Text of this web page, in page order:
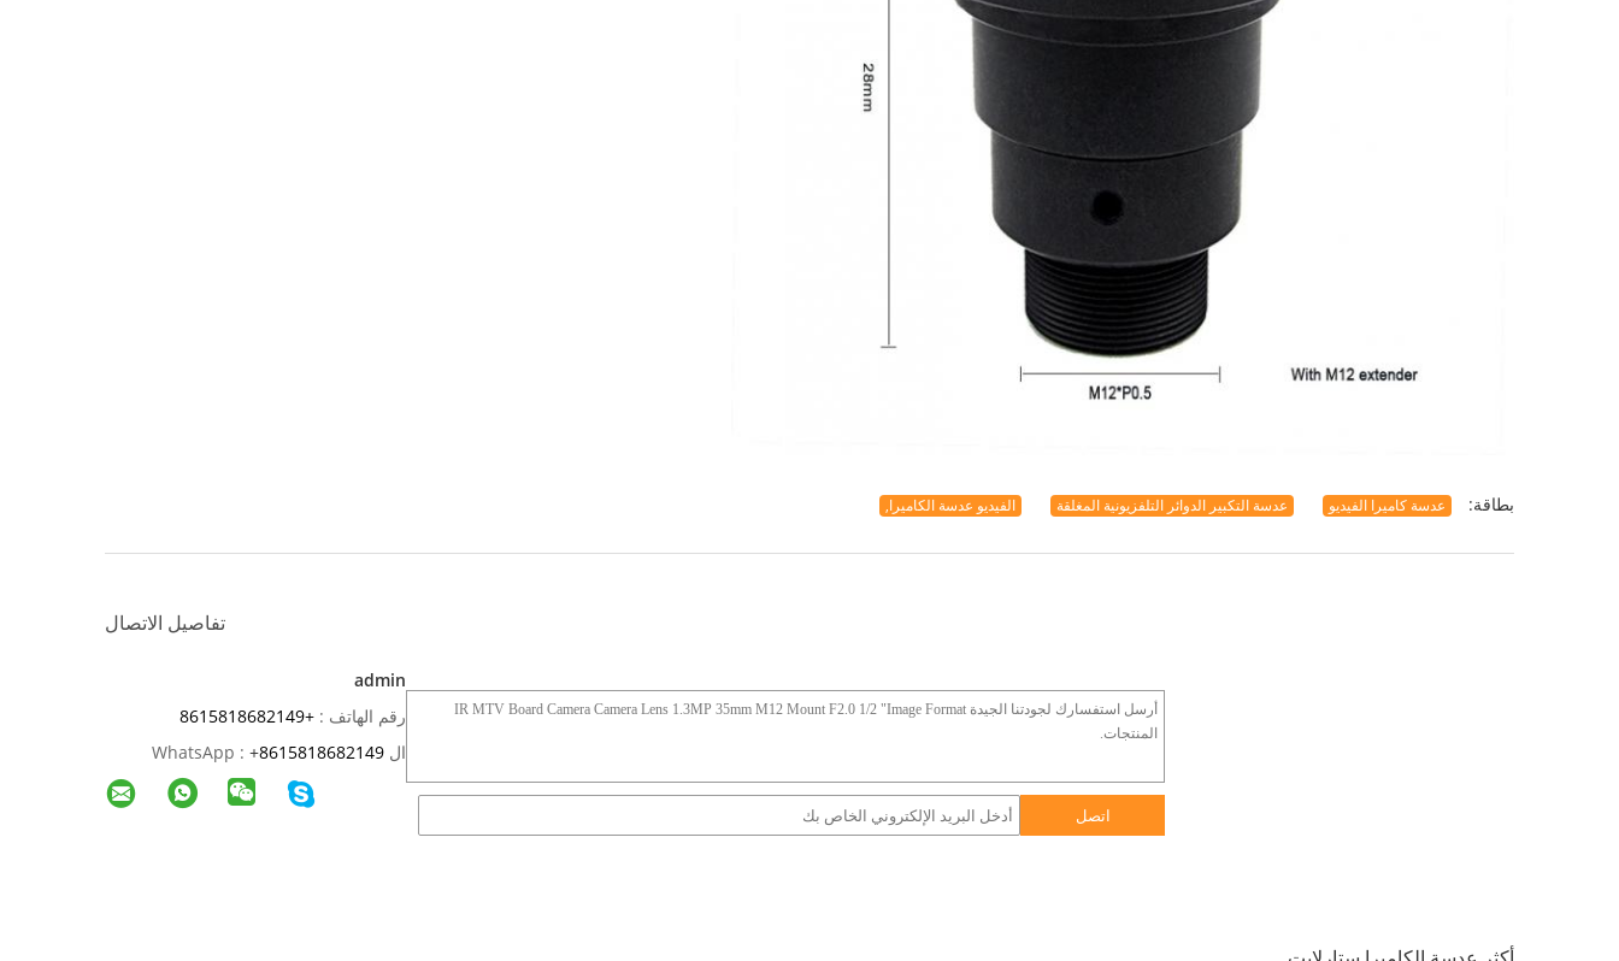
بطاقة: عدسة كاميرا الفيديو عدسة التكبير الدوائر التلفزيونية المغلقة الفيديو عدسة الكاميرا,
تفاصيل الاتصال
admin
رقم الهاتف : +8615818682149
ال WhatsApp :
+8615818682149
اتصل